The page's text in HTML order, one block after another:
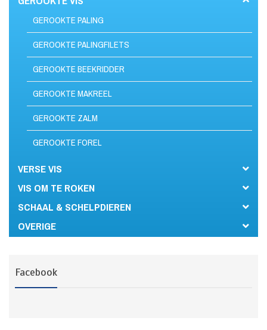
GEROOKTE PALING
GEROOKTE PALINGFILETS
GEROOKTE BEEKRIDDER
GEROOKTE MAKREEL
GEROOKTE ZALM
GEROOKTE FOREL
VERSE VIS
VIS OM TE ROKEN
SCHAAL & SCHELPDIEREN
OVERIGE
Facebook